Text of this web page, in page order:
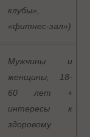
клубы»,
«фитнес-зал»)
Мужчины и
женщины, 18-
60 лет +
интересы к
здоровому